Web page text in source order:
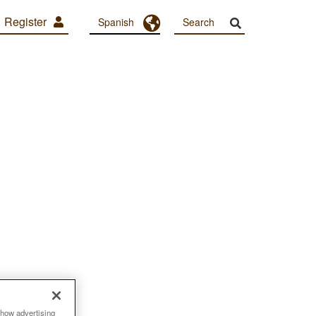
Register Spanish Toggle Dropdown
advertising